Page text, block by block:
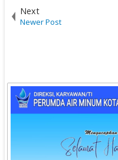
Next
Newer Post